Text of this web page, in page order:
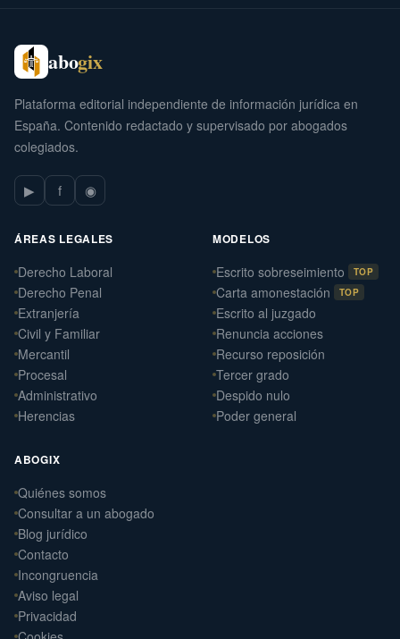
abogix
Plataforma editorial independiente de información jurídica en
España. Contenido redactado y supervisado por abogados
colegiados.
▶ f ◉
ÁREAS LEGALES
Derecho Laboral
Derecho Penal
Extranjería
Civil y Familiar
Mercantil
Procesal
Administrativo
Herencias
MODELOS
Escrito sobreseimiento TOP
Carta amonestación TOP
Escrito al juzgado
Renuncia acciones
Recurso reposición
Tercer grado
Despido nulo
Poder general
ABOGIX
Quiénes somos
Consultar a un abogado
Blog jurídico
Contacto
Incongruencia
Aviso legal
Privacidad
Daniel Ramos Illanes
Derecho Laboral
📍 Sevilla
Laterna Abogados
📍 Santiago de Compostela